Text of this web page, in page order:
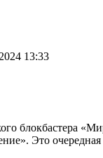
13:33
блокбастера
Это